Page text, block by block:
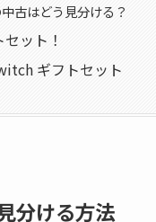
古はどう見分ける？
ット！
ギフトセット
分ける方法